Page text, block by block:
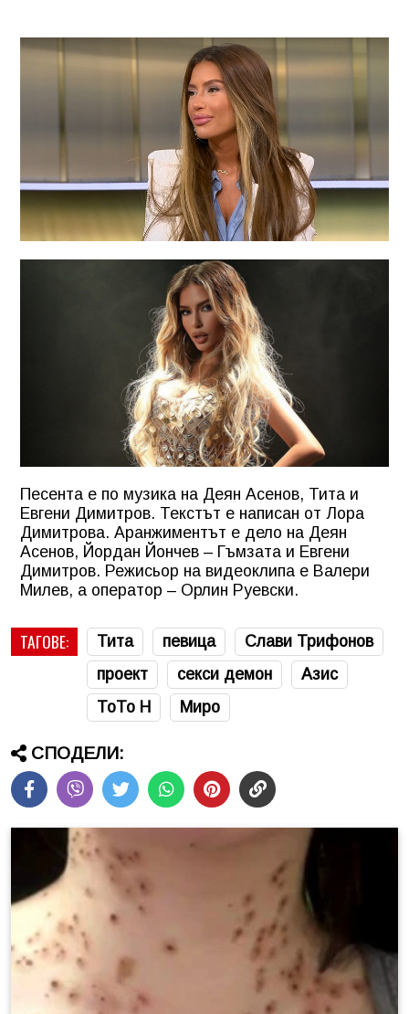
Песента е по музика на Деян Асенов, Тита и
Евгени Димитров. Текстът е написан от Лора
Димитрова. Аранжиментът е дело на Деян
Асенов, Йордан Йончев – Гъмзата и Евгени
Димитров. Режисьор на видеоклипа е Валери
Милев, а оператор – Орлин Руевски.
ТАГОВЕ: Тита певица
Слави Трифонов
проект
секси демон
Азис
ТоТо Н
Миро
СПОДЕЛИ: